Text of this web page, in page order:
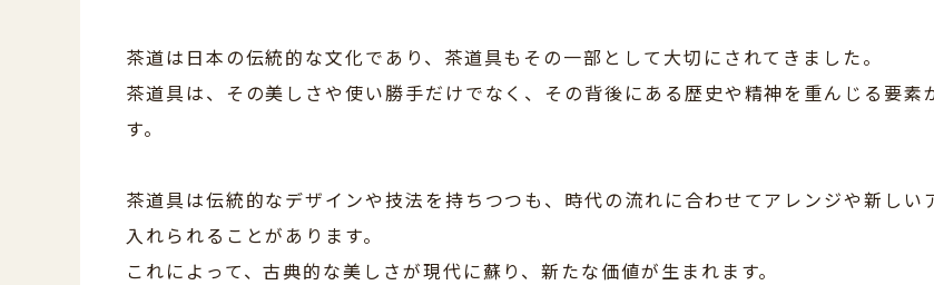
茶道は日本の伝統的な文化であり、茶道具もその一部として大切にされてきました。
茶道具は、その美しさや使い勝手だけでなく、その背後にある歴史や精神を重んじる要素
す。
茶道具は伝統的なデザインや技法を持ちつつも、時代の流れに合わせてアレンジや新しい
入れられることがあります。
これによって、古典的な美しさが現代に蘇り、新たな価値が生まれます。